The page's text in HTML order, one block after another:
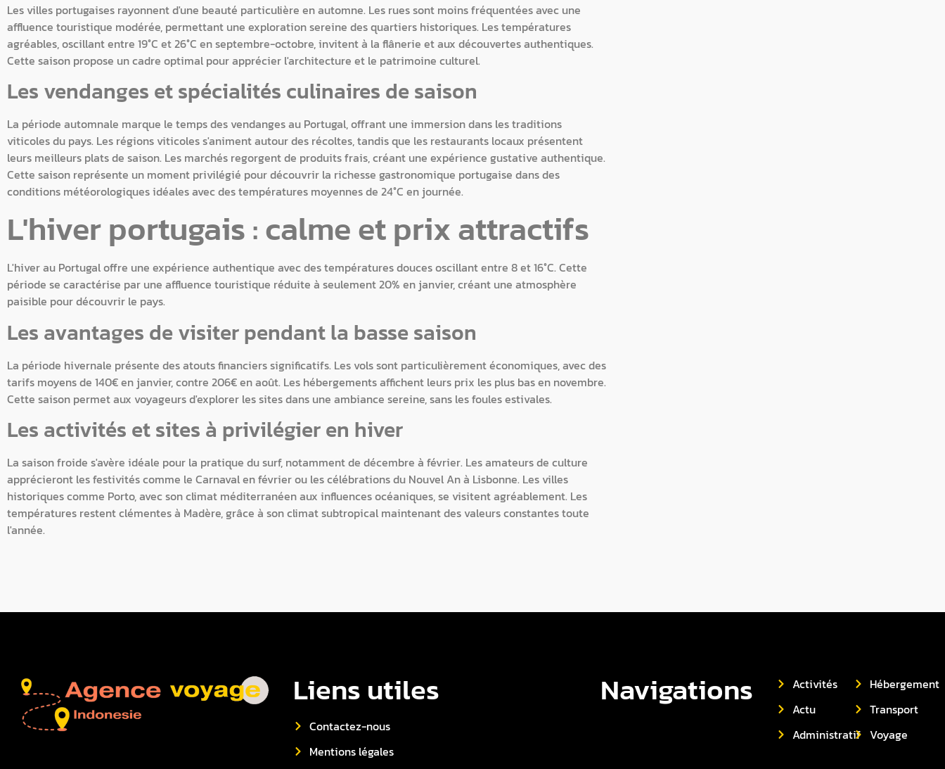
Les villes portugaises rayonnent d'une beauté particulière en automne. Les rues sont moins fréquentées avec une
affluence touristique modérée, permettant une exploration sereine des quartiers historiques. Les températures
agréables, oscillant entre 19°C et 26°C en septembre-octobre, invitent à la flânerie et aux découvertes authentiques.
Cette saison propose un cadre optimal pour apprécier l'architecture et le patrimoine culturel.
Les vendanges et spécialités culinaires de saison
La période automnale marque le temps des vendanges au Portugal, offrant une immersion dans les traditions
viticoles du pays. Les régions viticoles s'animent autour des récoltes, tandis que les restaurants locaux présentent
leurs meilleurs plats de saison. Les marchés regorgent de produits frais, créant une expérience gustative authentique.
Cette saison représente un moment privilégié pour découvrir la richesse gastronomique portugaise dans des
conditions météorologiques idéales avec des températures moyennes de 24°C en journée.
L'hiver portugais : calme et prix attractifs
L'hiver au Portugal offre une expérience authentique avec des températures douces oscillant entre 8 et 16°C. Cette
période se caractérise par une affluence touristique réduite à seulement 20% en janvier, créant une atmosphère
paisible pour découvrir le pays.
Les avantages de visiter pendant la basse saison
La période hivernale présente des atouts financiers significatifs. Les vols sont particulièrement économiques, avec des
tarifs moyens de 140€ en janvier, contre 206€ en août. Les hébergements affichent leurs prix les plus bas en novembre.
Cette saison permet aux voyageurs d'explorer les sites dans une ambiance sereine, sans les foules estivales.
Les activités et sites à privilégier en hiver
La saison froide s'avère idéale pour la pratique du surf, notamment de décembre à février. Les amateurs de culture
apprécieront les festivités comme le Carnaval en février ou les célébrations du Nouvel An à Lisbonne. Les villes
historiques comme Porto, avec son climat méditerranéen aux influences océaniques, se visitent agréablement. Les
températures restent clémentes à Madère, grâce à son climat subtropical maintenant des valeurs constantes toute
l'année.
Liens utiles
Contactez-nous
Mentions légales
Navigations
Activités
Actu
Administratif
Hébergement
Transport
Voyage